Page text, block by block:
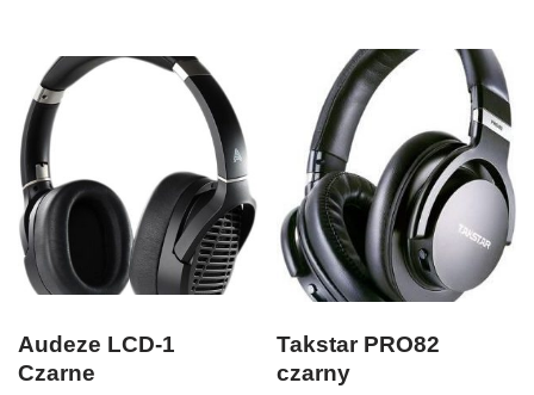
Audeze LCD-1
Czarne
Takstar PRO82
czarny